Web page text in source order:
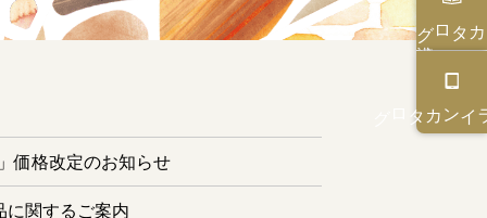
カタログ
オンライン
価格改定のお知らせ
に関するご案内